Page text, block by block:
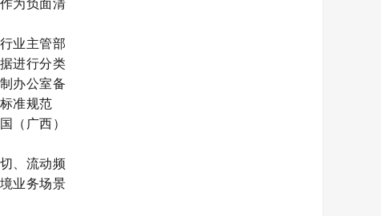
为负面清
业主管部
进行分类
办公室备
准规范
（广西）
、流动频
业务场景